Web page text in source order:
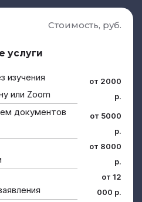
Стоимость, руб.
услуги
изучения
или Zoom
от 2000
р.
документов
от 5000
р.
от 8000
р.
от 12
000 р.